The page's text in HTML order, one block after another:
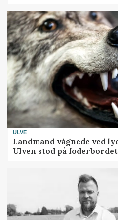
ULVE
Landmand vågnede ved
Ulven stod på foderbordet